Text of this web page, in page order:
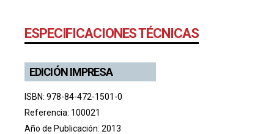
ESPECIFICACIONES TÉCNICAS
EDICIÓN IMPRESA
ISBN: 978-84-472-1501-0
Referencia: 100021
Año de Publicación: 2013